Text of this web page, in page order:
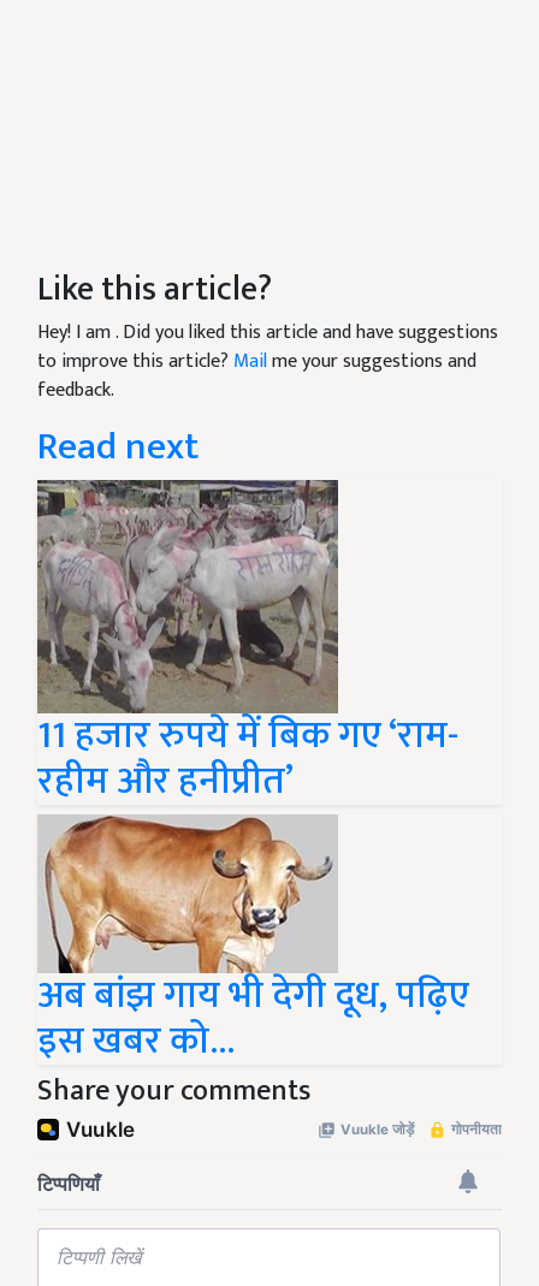
Like this article?
Hey! I am. Did you liked this article and have suggestions
to improve this article? Mailme your suggestions and
feedback.
Read next
11 हजार रुपये में बिक गए ‘राम-
रहीम और हनीप्रीत’
अब बांझ गाय भी देगी दूध, पढ़िए
इस खबर को...
Share your comments